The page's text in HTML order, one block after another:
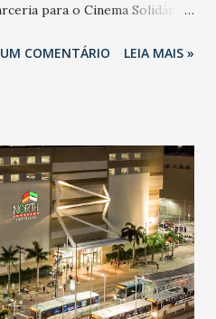
para o Cinema Solidário,
a solidariedade e o
clientes devem acessar o app
e retirar seus cupons para a
cada pessoa deverá
perecíveis, que serão
que atendem pessoas
A iniciativa busca não apenas
também incentivar a prática
COMENTÁRIO LEIA MAIS »